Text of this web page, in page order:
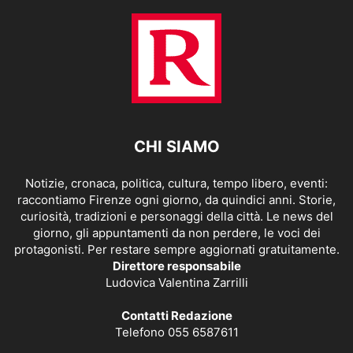
CHI SIAMO
Notizie, cronaca, politica, cultura, tempo libero, eventi:
raccontiamo Firenze ogni giorno, da quindici anni. Storie,
curiosità, tradizioni e personaggi della città. Le news del
giorno, gli appuntamenti da non perdere, le voci dei
protagonisti. Per restare sempre aggiornati gratuitamente.
Direttore responsabile
Ludovica Valentina Zarrilli
Contatti Redazione
Telefono 055 6587611